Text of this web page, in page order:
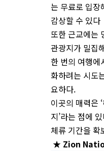
는 무료로 입장
감상할 수 있다
또한 근교에는
관광지가 밀집
한 번의 여행에
화하려는 시도
요하다.
이곳의 매력은
지’라는 점에
체류 기간을 확
★ Zion